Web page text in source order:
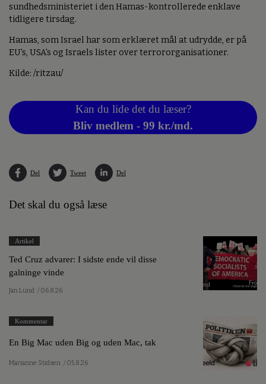
sundhedsministeriet i den Hamas-kontrollerede enklave
tidligere tirsdag.
Hamas, som Israel har som erklæret mål at udrydde, er på
EU's, USA's og Israels lister over terrororganisationer.
Kilde: /ritzau/
Kan du lide det du læser?
Bliv medlem - 99 kr./md.
Del Tweet Del
Det skal du også læse
Artikel
Ted Cruz advarer: I sidste ende vil disse
galninge vinde
Jan Lund / 06.8.26
Kommentar
En Big Mac uden Big og uden Mac, tak
Marianne Stidsen / 05.8.26